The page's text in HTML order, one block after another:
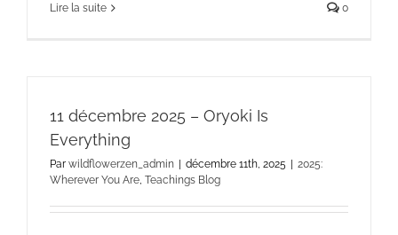
Lire la suite 0
11 décembre 2025 – Oryoki Is
Everything
Par wildflowerzen_admin décembre 11th, 2025
2025:
Wherever You Are, Teachings Blog